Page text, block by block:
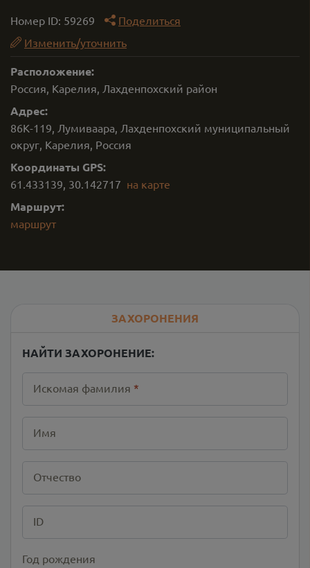
Номер ID: 59269
Поделиться
Изменить/уточнить
Расположение:
Россия, Карелия, Лахденпохский район
Адрес:
86К-119, Лумиваара, Лахденпохский муниципальный
округ, Карелия, Россия
Координаты GPS:
61.433139, 30.142717 на карте
Маршрут:
маршрут
ЗАХОРОНЕНИЯ
НАЙТИ ЗАХОРОНЕНИЕ:
Искомая фамилия *
Имя
Отчество
ID
Год рождения